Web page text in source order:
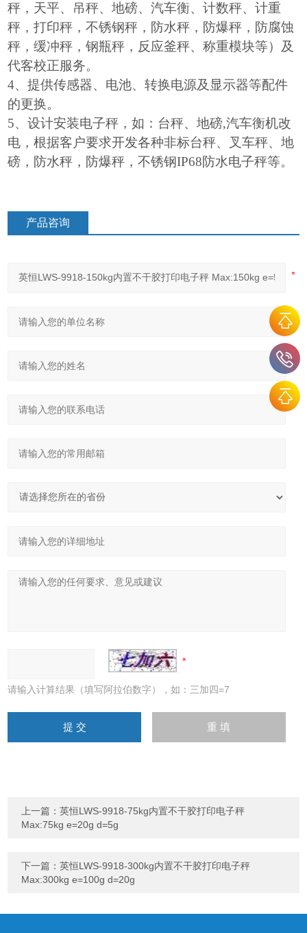
秤，天平、吊秤、地磅、汽车衡、计数秤、计重
秤，打印秤，不锈钢秤，防水秤，防爆秤，防腐蚀
秤，缓冲秤，钢瓶秤，反应釜秤、称重模块等）及
代客校正服务。
4、提供传感器、电池、转换电源及显示器等配件
的更换。
5、设计安装电子秤，如：台秤、地磅,汽车衡机改
电，根据客户要求开发各种非标台秤、叉车秤、地
磅，防水秤，防爆秤，不锈钢IP68防水电子秤等。
产品咨询
请输入计算结果（填写阿拉伯数字），如：三加四=7
上一篇：英恒LWS-9918-75kg内置不干胶打印电子秤
Max:75kg e=20g d=5g
下一篇：英恒LWS-9918-300kg内置不干胶打印电子秤
Max:300kg e=100g d=20g